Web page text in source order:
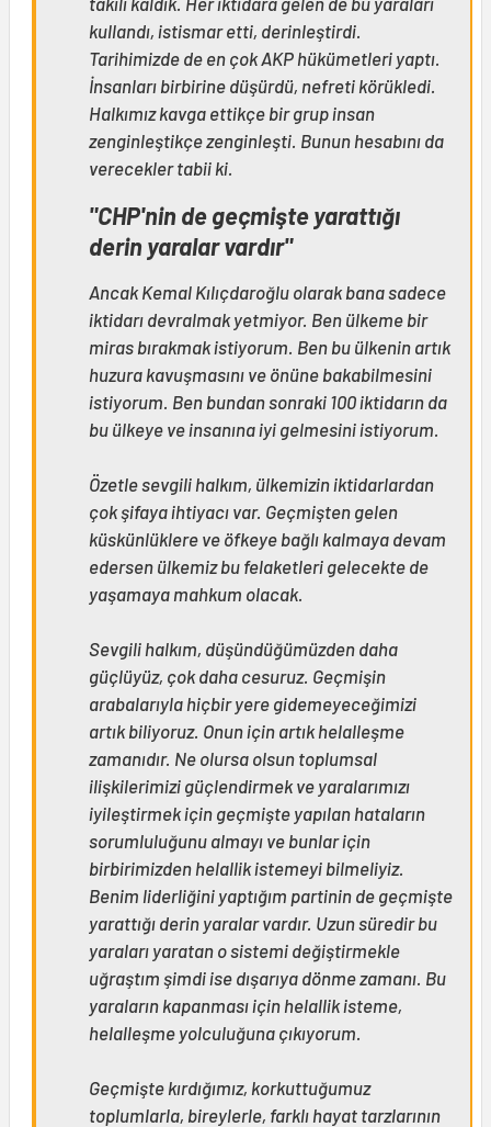
kullandı, istismar etti, derinleştirdi.
Tarihimizde de en çok AKP hükümetleri yaptı.
İnsanları birbirine düşürdü, nefreti körükledi.
Halkımız kavga ettikçe bir grup insan
zenginleştikçe zenginleşti. Bunun hesabını da
verecekler tabii ki.
"CHP'nin de geçmişte yarattığı
derin yaralar vardır"
Ancak Kemal Kılıçdaroğlu olarak bana sadece
iktidarı devralmak yetmiyor. Ben ülkeme bir
miras bırakmak istiyorum. Ben bu ülkenin artık
huzura kavuşmasını ve önüne bakabilmesini
istiyorum. Ben bundan sonraki 100 iktidarın da
bu ülkeye ve insanına iyi gelmesini istiyorum.
Özetle sevgili halkım, ülkemizin iktidarlardan
çok şifaya ihtiyacı var. Geçmişten gelen
küskünlüklere ve öfkeye bağlı kalmaya devam
edersen ülkemiz bu felaketleri gelecekte de
yaşamaya mahkum olacak.
Sevgili halkım, düşündüğümüzden daha
güçlüyüz, çok daha cesuruz. Geçmişin
arabalarıyla hiçbir yere gidemeyeceğimizi
artık biliyoruz. Onun için artık helalleşme
zamanıdır. Ne olursa olsun toplumsal
ilişkilerimizi güçlendirmek ve yaralarımızı
iyileştirmek için geçmişte yapılan hataların
sorumluluğunu almayı ve bunlar için
birbirimizden helallik istemeyi bilmeliyiz.
Benim liderliğini yaptığım partinin de geçmişte
yarattığı derin yaralar vardır. Uzun süredir bu
yaraları yaratan o sistemi değiştirmekle
uğraştım şimdi ise dışarıya dönme zamanı. Bu
yaraların kapanması için helallik isteme,
helalleşme yolculuğuna çıkıyorum.
Geçmişte kırdığımız, korkuttuğumuz
toplumlarla, bireylerle, farklı hayat tarzlarının